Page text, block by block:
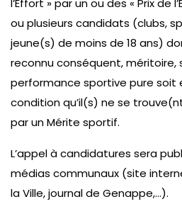
l’Effort » par un ou des « Prix de
ou plusieurs candidats (clubs,
jeune(s) de moins de 18 ans)
reconnu conséquent, méritoire,
performance sportive pure soit
condition qu’il(s) ne se
par un Mérite sportif.
L’appel à candidatures sera
médias communaux (site
la Ville, journal de Genappe,…).